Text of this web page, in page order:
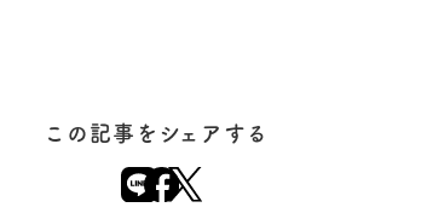
この記事をシェアする